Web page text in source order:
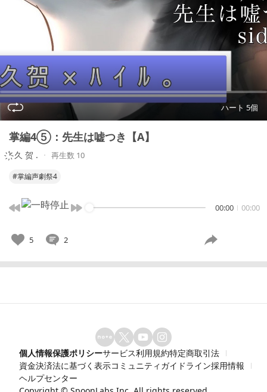
ハート 5個
掌編4⑤：先生は嘘つき【A】
҉ᵏ 久 贺 . 再生数 10
#掌編声劇祭4
00:00 00:00
5 2
個人情報保護ポリシーサービス利用規約特定商取引法
資金決済法に基づく表示コミュニティガイドライン採用情報
ヘルプセンター